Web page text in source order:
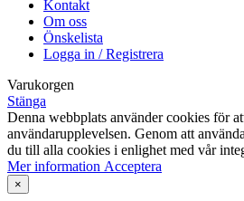
Kontakt
Om oss
Önskelista
Logga in / Registrera
Varukorgen
Stänga
Denna webbplats använder cookies för
användarupplevelsen. Genom att
du till alla cookies i enlighet med vår
Mer information Mer
Acceptera
×